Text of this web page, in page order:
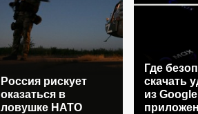
Россия рискует
оказаться в
ловушке НАТО
Где
скачать
из